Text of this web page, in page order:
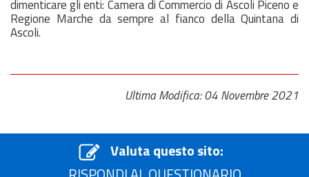
dimenticare gli enti: Camera di Commercio di Ascoli Piceno e
Regione Marche da sempre al fianco della Quintana di
Ascoli.
Ultima Modifica: 04 Novembre 2021
Valuta questo sito: